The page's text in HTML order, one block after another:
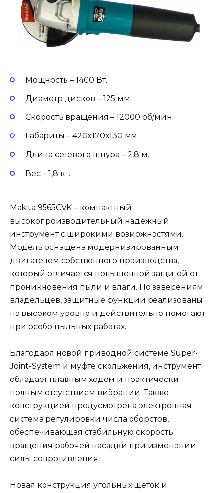
Мощность – 1400 Вт.
Диаметр дисков – 125 мм.
Скорость вращения – 12000 об/мин.
Габариты – 420x170x130 мм.
Длина сетевого шнура – 2,8 м.
Вес – 1,8 кг.
Makita 9565CVK – компактный
высокопроизводительный надежный
инструмент с широкими возможностями.
Модель оснащена модернизированным
двигателем собственного производства,
который отличается повышенной защитой от
проникновения пыли и влаги. По заверениям
владельцев, защитные функции реализованы
на высоком уровне и действительно помогают
при особо пыльных работах.
Благодаря новой приводной системе Super-
Joint-System и муфте скольжения, инструмент
обладает плавным ходом и практически
полным отсутствием вибрации. Также
конструкцией предусмотрена электронная
система регулировки числа оборотов,
обеспечивающая стабильную скорость
вращения рабочей насадки при изменении
силы сопротивления.
Новая конструкция угольных щеток и